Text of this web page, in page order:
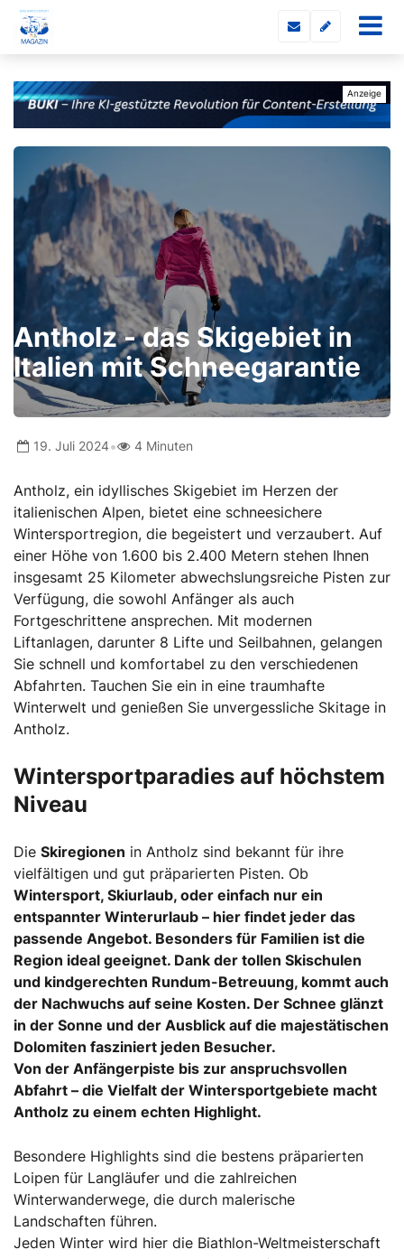
Antholz - das Skigebiet in
Italien mit Schneegarantie
19. Juli 2024• 4 Minuten
Antholz, ein idyllisches Skigebiet im Herzen der
italienischen Alpen, bietet eine schneesichere
Wintersportregion, die begeistert und verzaubert. Auf
einer Höhe von 1.600 bis 2.400 Metern stehen Ihnen
insgesamt 25 Kilometer abwechslungsreiche Pisten zur
Verfügung, die sowohl Anfänger als auch
Fortgeschrittene ansprechen. Mit modernen
Liftanlagen, darunter 8 Lifte und Seilbahnen, gelangen
Sie schnell und komfortabel zu den verschiedenen
Abfahrten. Tauchen Sie ein in eine traumhafte
Winterwelt und genießen Sie unvergessliche Skitage in
Antholz.
Wintersportparadies auf höchstem
Niveau
Die Skiregionen in Antholz sind bekannt für ihre
vielfältigen und gut präparierten Pisten. Ob
Wintersport, Skiurlaub, oder einfach nur ein
entspannter Winterurlaub – hier findet jeder das
passende Angebot. Besonders für Familien ist die
Region ideal geeignet. Dank der tollen Skischulen
und kindgerechten Rundum-Betreuung, kommt auch
der Nachwuchs auf seine Kosten. Der Schnee glänzt
in der Sonne und der Ausblick auf die majestätischen
Dolomiten fasziniert jeden Besucher.
Von der Anfängerpiste bis zur anspruchsvollen
Abfahrt – die Vielfalt der Wintersportgebiete macht
Antholz zu einem echten Highlight.
Besondere Highlights sind die bestens präparierten
Loipen für Langläufer und die zahlreichen
Winterwanderwege, die durch malerische
Landschaften führen.
Jeden Winter wird hier die Biathlon-Weltmeisterschaft